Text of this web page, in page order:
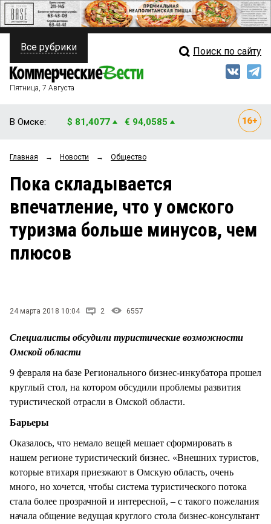
ПОЛИТИКА
ФИНАНСЫ
ОБЩЕСТВО
ЗАКОН
Свежий выпуск
Рейтинги
Блоги
Архив
Все рубрики Поиск по сайту
Пятница, 7 Августа
В Омске: $ 81,4077 € 94,0585
Главная → Новости → Общество
Пока складывается
впечатление, что у омского
туризма больше минусов, чем
плюсов
24 марта 2018 10:04 2 6557
Специалисты обсудили туристические возможности
Омской области
9 февраля на базе Регионального бизнес-инкубатора прошел
круглый стол, на котором обсудили проблемы развития
туристической отрасли в Омской области.
Барьеры
Оказалось, что немало вещей мешает сформировать в
нашем регионе туристический бизнес. «Внешних туристов,
которые втихаря приезжают в Омскую область, очень
много, но хочется, чтобы система туристического потока
стала более прозрачной и интересной, – с такого пожелания
начала общение ведущая круглого стола бизнес-консультант